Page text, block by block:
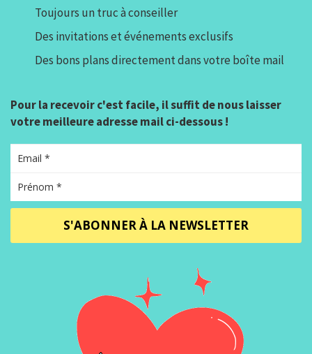
Toujours un truc à conseiller
Des invitations et événements exclusifs
Des bons plans directement dans votre boîte mail
Pour la recevoir c'est facile, il suffit de nous laisser
votre meilleure adresse mail ci-dessous !
S'ABONNER À LA NEWSLETTER